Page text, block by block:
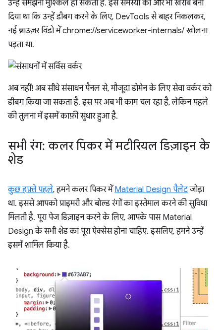
उन्हें समझना मुश्किल हो सकता है. इस समस्या को और भी खराब बना
दिया था कि उन्हें डीबग करने के लिए, DevTools से बाहर निकलकर,
नई ब्राउज़र विंडो में chrome://serviceworker-internals/ खोलना
पड़ता था.
अब नहीं! अब सीधे संसाधन पैनल से, मौजूदा डोमेन के लिए सेवा वर्कर को
डीबग किया जा सकता है. इस पर अब भी काम चल रहा है, लेकिन पहले
की तुलना में इसमें काफ़ी सुधार हुआ है.
सभी रंग: कलर पिकर में मटीरियल डिज़ाइन के
शेड
कुछ हफ़्ते पहले, हमने कलर पिकर मेंMaterial Design पैलेटजोड़ा
था. इससे आपको प्राइमरी और बोल्ड रंगों का इस्तेमाल करने की सुविधा
मिलती है. पूरा पेज डिज़ाइन करने के लिए, आपके पास Material
Design के सभी शेड का पूरा ऐक्सेस होना चाहिए. इसलिए, हमने उन्हें
इसमें शामिल किया है.